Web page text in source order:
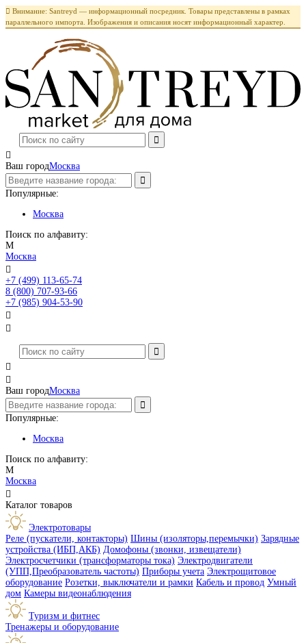
 Внимание: Santreyd — информационный посредник. Товары представлены в рамках
параллельного импорта. Изображения и описания носят информационный характер.

Ваш городМосква
Популярные:
Москва
Поиск по алфавиту:
М
Москва

+7 (499) 113-65-74
8 (800) 707-93-66
+7 (985) 904-53-90




Ваш городМосква
Популярные:
Москва
Поиск по алфавиту:
М
Москва

Каталог товаров
Электротовары
Реле (пускатели, контакторы) Шины (изоляторы,перемычки) Зарядные
устройства (ИБП,АКБ) Домофоны (звонки, извещатели)
Электросчетчики (трансформаторы тока) Электродвигатели
(УПП,Преобразователь частоты) Приборы учета Электрощитовое
оборудование Розетки, выключатели и рамки Кабель и провод Умный
дом Камеры видеонаблюдения
Туризм и фитнес
Тренажеры и оборудование